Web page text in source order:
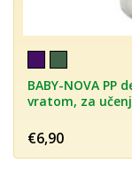
BABY-NOVA PP
vratom, za
€6,90